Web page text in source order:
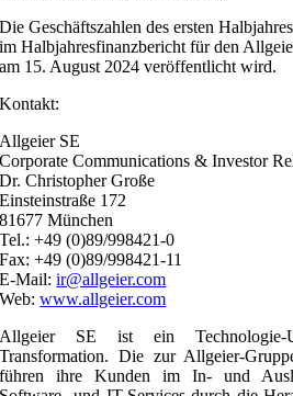
Die Geschäftszahlen des ersten
im Halbjahresfinanzbericht für den
am 15. August 2024 veröffentlicht wird.
Kontakt:
Allgeier SE
Corporate Communications & Investor
Dr. Christopher Große
Einsteinstraße 172
81677 München
Tel.: +49 (0)89/998421-0
Fax: +49 (0)89/998421-11
E-Mail:ir@allgeier.com
Web:www.allgeier.com
Allgeier SE ist ein Technologie-
Transformation. Die zur Allgeier-
führen ihre Kunden im In- und